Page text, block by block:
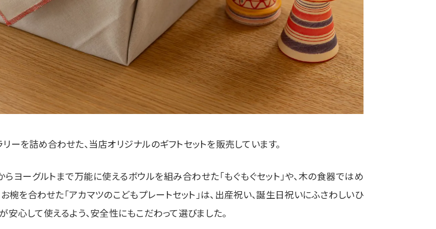
ーを詰め合わせた、当店オリジナルのギフトセットを販売しています。
ヨーグルトまで万能に使えるボウルを組み合わせた「もぐもぐセット」や、木の食器ではめ
椀を合わせた「アカマツのこどもプレートセット」は、出産祝い、誕生日祝いにふさわしいひ
安心して使えるよう、安全性にもこだわって選びました。